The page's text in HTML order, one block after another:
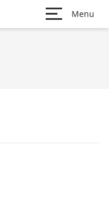
Menu